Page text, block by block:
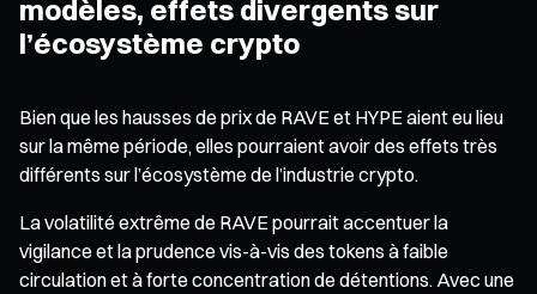
modèles, effets divergents sur
l’écosystème crypto
Bien que les hausses de prix de RAVE et HYPE aient eu lieu
sur la même période, elles pourraient avoir des effets très
différents sur l’écosystème de l’industrie crypto.
La volatilité extrême de RAVE pourrait accentuer la
vigilance et la prudence vis-à-vis des tokens à faible
circulation et à forte concentration de détentions. Avec une